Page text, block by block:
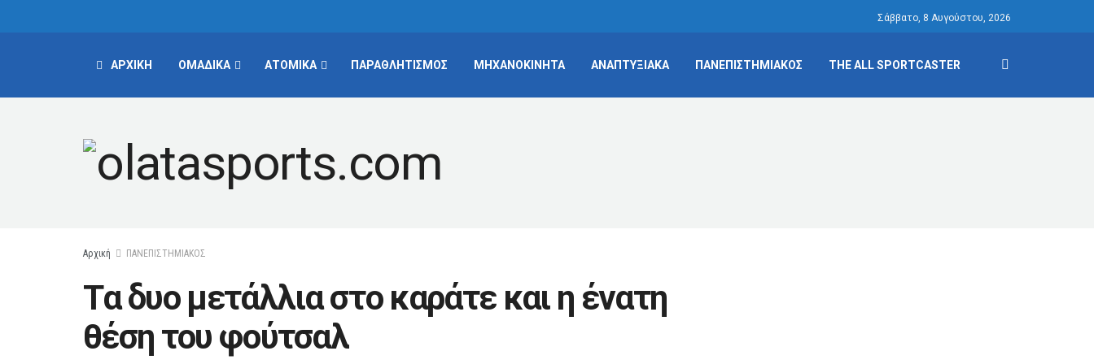
Σάββατο, 8 Αυγούστου, 2026
ΑΡΧΙΚΗ ΟΜΑΔΙΚΑ ΑΤΟΜΙΚΑ ΠΑΡΑΘΛΗΤΙΣΜΟΣ ΜΗΧΑΝΟΚΙΝΗΤΑ ΑΝΑΠΤΥΞΙΑΚΑ ΠΑΝΕΠΙΣΤΗΜΙΑΚΟΣ THE ALL SPORTCASTER
Αρχική ΠΑΝΕΠΙΣΤΗΜΙΑΚΟΣ
Tα δυο μετάλλια στο καράτε και η ένατη
θέση του φούτσαλ